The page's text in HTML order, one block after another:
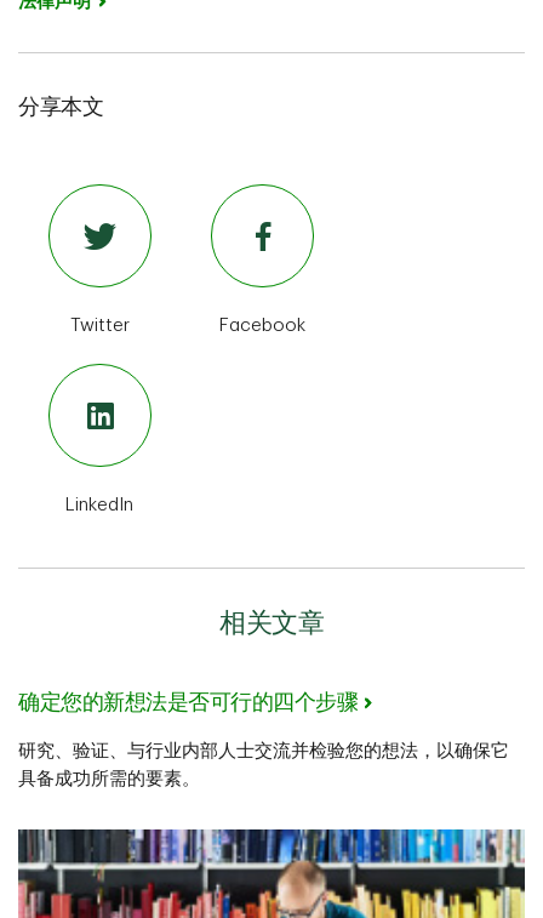
分享本文
Twitter Facebook
LinkedIn
相关文章
确定您的新想法是否可行的四个步骤
研究、验证、与行业内部人士交流并检验您的想法，以确保它
具备成功所需的要素。